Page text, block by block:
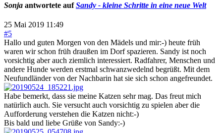
Sonja antwortete aufSandy - kleine Schritte in eine neue Welt
25 Mai 2019 11:49
#5
Hallo und guten Morgen von den Mädels und mir:-) heute früh
waren wir schon früh draußen im Dorf spazieren. Sandy ist noch
vorsichtig aber auch ziemlich interessiert. Radfahrer, Menschen und
andere Hunde werden erstmal schwanzwedelnd begrüßt. Mit dem
Neufundländer von der Nachbarin hat sie sich schon angefreundet.
Habe bemerkt, dass sie meine Katzen sehr mag. Das freut mich
natürlich auch. Sie versucht auch vorsichtig zu spielen aber die
Aufforderung verstehen die Katzen nicht:-)
Bis bald und liebe Grüße von Sandy:-)